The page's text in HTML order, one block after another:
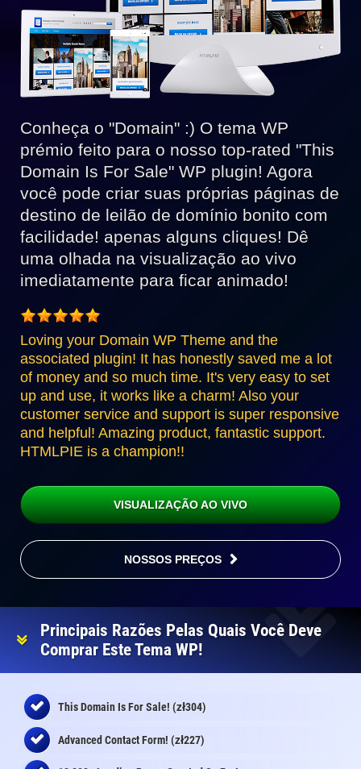
Conheça o "Domain" :) O tema WP
prémio feito para o nosso top-rated "This
Domain Is For Sale" WP plugin! Agora
você pode criar suas próprias páginas de
destino de leilão de domínio bonito com
facilidade! apenas alguns cliques! Dê
uma olhada na visualização ao vivo
imediatamente para ficar animado!
Loving your Domain WP Theme and the
associated plugin! It has honestly saved me a lot
of money and so much time. It's very easy to set
up and use, it works like a charm! Also your
customer service and support is super responsive
and helpful! Amazing product, fantastic support.
HTMLPIE is a champion!!
VISUALIZAÇÃO AO VIVO
NOSSOS PREÇOS
Principais Razões Pelas Quais Você Deve
Comprar Este Tema WP!
This Domain Is For Sale! (zł304)
Advanced Contact Form! (zł227)